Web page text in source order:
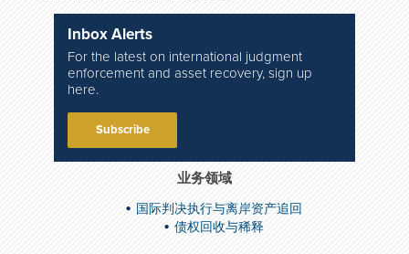
Inbox Alerts
For the latest on international judgment
enforcement and asset recovery, sign up
here.
Subscribe
业务领域
国际判决执行与离岸资产追回
债权回收与稀释